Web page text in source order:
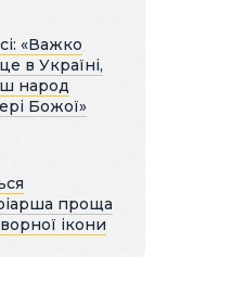
«Важко
в Україні,
народ
Божої»
проща
ікони